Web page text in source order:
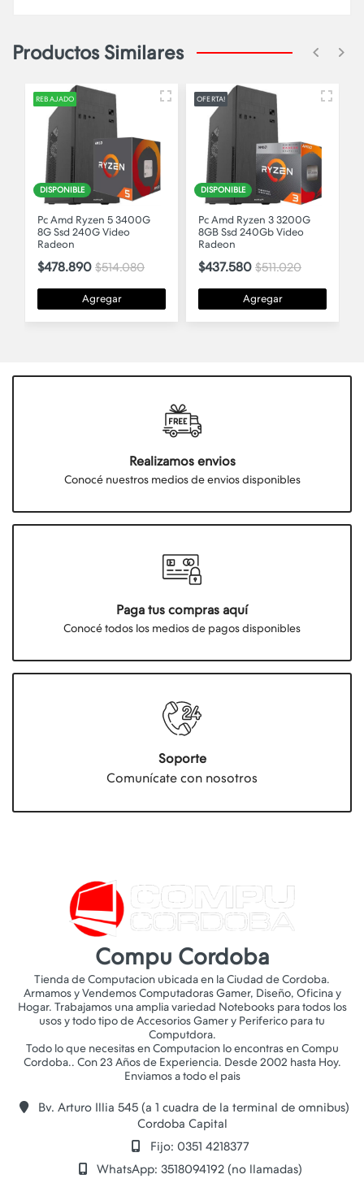
Productos Similares
OFERTA!
DISPONIBLE
Pc Amd Ryzen 3 3200G
8GB Ssd 240Gb Video
$437.580 $511.020
Agregar
DISPONIBLE
Pc Amd Ryzen 5 3400G-
16GB-Ssd 480Gb-Video
$656.370
Agregar
Realizamos envios
Conocé nuestros medios de envios disponibles
Paga tus compras aquí
Conocé todos los medios de pagos disponibles
Soporte
Comunícate con nosotros
Compu Cordoba
Tienda de Computacion ubicada en la Ciudad de Cordoba.
Armamos y Vendemos Computadoras Gamer, Diseño, Oficina y
Hogar. Trabajamos una amplia variedad Notebooks para todos los
usos y todo tipo de Accesorios Gamer y Periferico para tu
Computdora.
Todo lo que necesitas en Computacion lo encontras en Compu
Cordoba.. Con 23 Años de Experiencia. Desde 2002 hasta Hoy.
Enviamos a todo el pais
Bv. Arturo Illia 545 (a 1 cuadra de la terminal de omnibus)
Cordoba Capital
Fijo: 0351 4218377
WhatsApp: 3518094192 (no llamadas)